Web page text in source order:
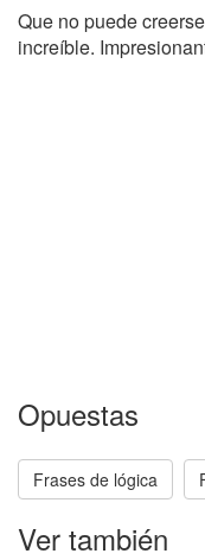
Que no puede
increíble.
Opuestas
Frases de lógica
Ver también